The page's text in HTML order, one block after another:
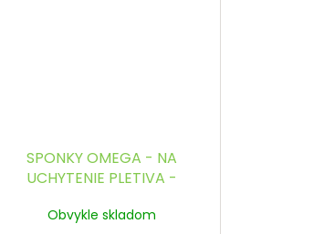
SPONKY OMEGA - NA
UCHYTENIE PLETIVA -
bal.)
Obvykle skladom